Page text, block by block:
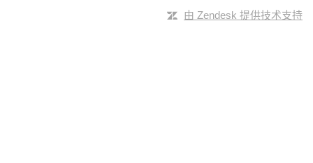
由 Zendesk 提供技术支持